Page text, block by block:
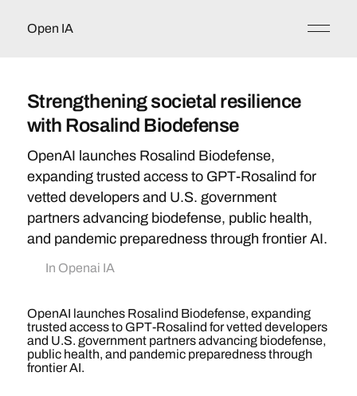
Open IA
Strengthening societal resilience
with Rosalind Biodefense
OpenAI launches Rosalind Biodefense,
expanding trusted access to GPT-Rosalind for
vetted developers and U.S. government
partners advancing biodefense, public health,
and pandemic preparedness through frontier AI.
In Openai IA
OpenAI launches Rosalind Biodefense, expanding
trusted access to GPT-Rosalind for vetted developers
and U.S. government partners advancing biodefense,
public health, and pandemic preparedness through
frontier AI.